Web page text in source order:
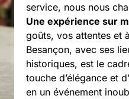
service, nous nous
Une expérience sur
goûts, vos attentes et
Besançon, avec ses
historiques, est le
touche d’élégance et
en un événement